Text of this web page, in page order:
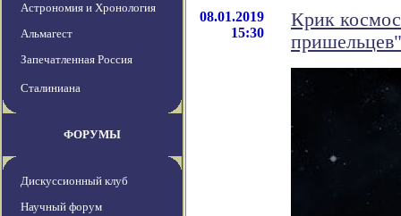
Астрономия и Хронология
Альмагест
Запечатленная Россия
Сталиниана
ФОРУМЫ
Дискуссионный клуб
Научный форум
08.01.2019
15:30
Крик
пришельцев"